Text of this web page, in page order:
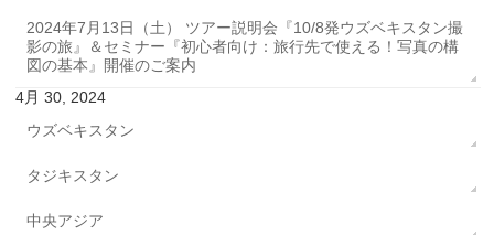
2024年7月13日（土） ツアー説明会『10/8発ウズベキスタン撮
影の旅』＆セミナー『初心者向け：旅行先で使える！写真の構
図の基本』開催のご案内
4月 30, 2024
ウズベキスタン
タジキスタン
中央アジア